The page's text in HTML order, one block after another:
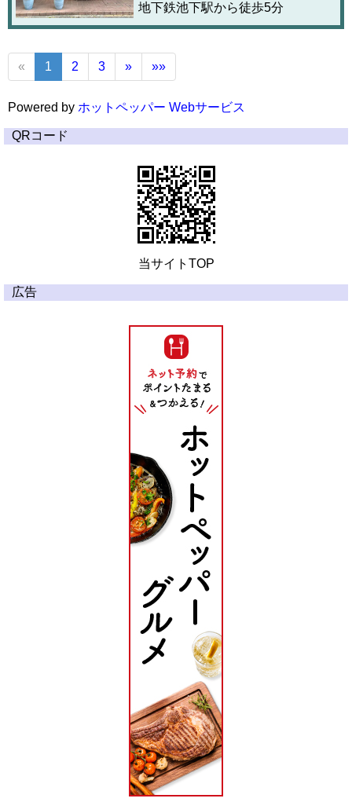
地下鉄池下駅から徒歩5分
« 1 2 3 » »»
Powered by ホットペッパー Webサービス
QRコード
当サイトTOP
広告